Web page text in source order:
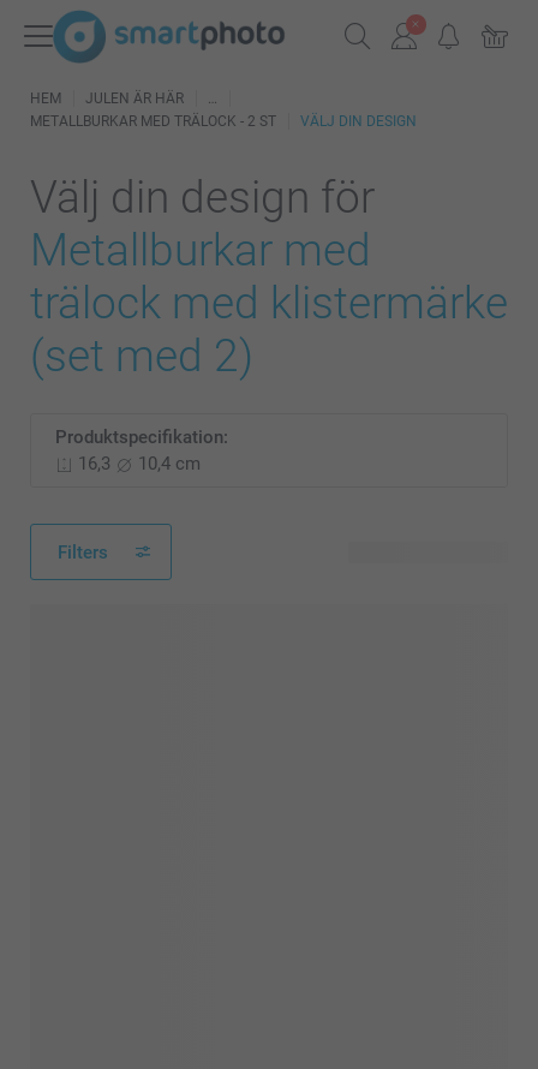
HEM
JULEN ÄR HÄR
METALLBURKAR MED TRÄLOCK - 2 ST
VÄLJ DIN DESIGN
Välj din design för
Metallburkar med
trälock med klistermärke
(set med 2)
Produktspecifikation:
16,3
10,4 cm
Filters